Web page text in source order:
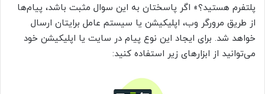
پلتفرم هستید؟» اگر پاسختان به این سوال مثبت باشد، پیام‌ها
از طریق مرورگر وب، اپلیکیشن یا سیستم عامل برایتان ارسال
خواهد شد. برای ایجاد این نوع پیام در سایت یا اپلیکیشن خود
می‌توانید از ابزارهای زیر استفاده کنید: